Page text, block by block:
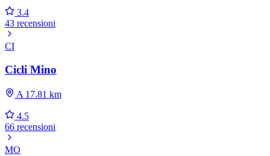
3.4
43 recensioni
CI
Cicli Mino
A 17.81 km
4.5
66 recensioni
MO